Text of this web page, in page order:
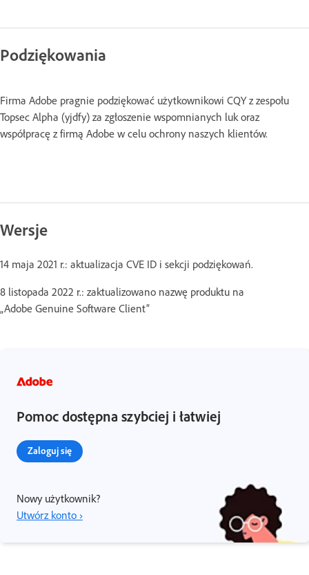
Podziękowania
Firma Adobe pragnie podziękować użytkownikowi CQY z zespołu
Topsec Alpha (yjdfy) za zgłoszenie wspomnianych luk oraz
współpracę z firmą Adobe w celu ochrony naszych klientów.
Wersje
14 maja 2021 r.: aktualizacja CVE ID i sekcji podziękowań.
8 listopada 2022 r.: zaktualizowano nazwę produktu na
„Adobe Genuine Software Client”
Pomoc dostępna szybciej i łatwiej
Zaloguj się
Nowy użytkownik?
Utwórz konto ›